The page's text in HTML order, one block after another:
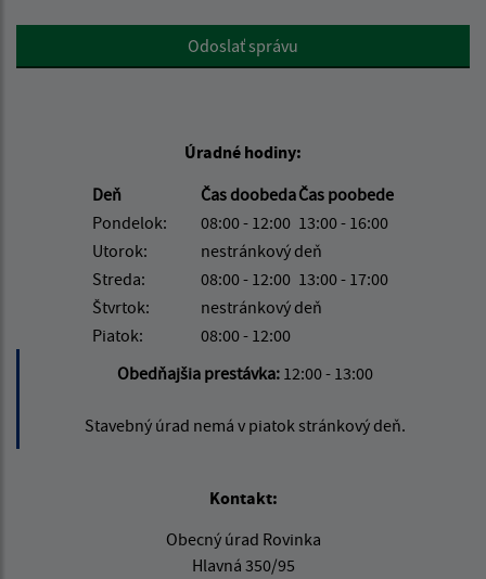
Google reCaptcha ResponseOdoslať správu
Úradné hodiny:
Deň
Čas doobedaČas poobede
Pondelok:
08:00 - 12:00 13:00 - 16:00
Utorok:
nestránkový deň
Streda:
08:00 - 12:00 13:00 - 17:00
Štvrtok:
nestránkový deň
Piatok:
08:00 - 12:00
Obedňajšia prestávka: 12:00 - 13:00
Stavebný úrad nemá v piatok stránkový deň.
Kontakt:
Obecný úrad Rovinka
Hlavná 350/95